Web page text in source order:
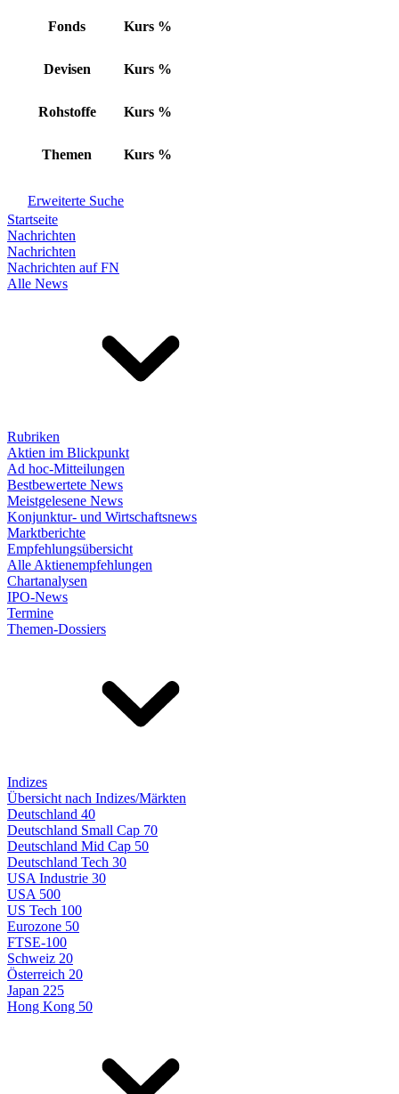
Fonds Kurs %
Devisen Kurs %
Rohstoffe Kurs %
Themen Kurs %
Erweiterte Suche
Startseite
Nachrichten
Nachrichten
Nachrichten auf FN
Alle News
Rubriken
Aktien im Blickpunkt
Ad hoc-Mitteilungen
Bestbewertete News
Meistgelesene News
Konjunktur- und Wirtschaftsnews
Marktberichte
Empfehlungsübersicht
Alle Aktienempfehlungen
Chartanalysen
IPO-News
Termine
Themen-Dossiers
Indizes
Übersicht nach Indizes/Märkten
Deutschland 40
Deutschland Small Cap 70
Deutschland Mid Cap 50
Deutschland Tech 30
USA Industrie 30
USA 500
US Tech 100
Eurozone 50
FTSE-100
Schweiz 20
Österreich 20
Japan 225
Hong Kong 50